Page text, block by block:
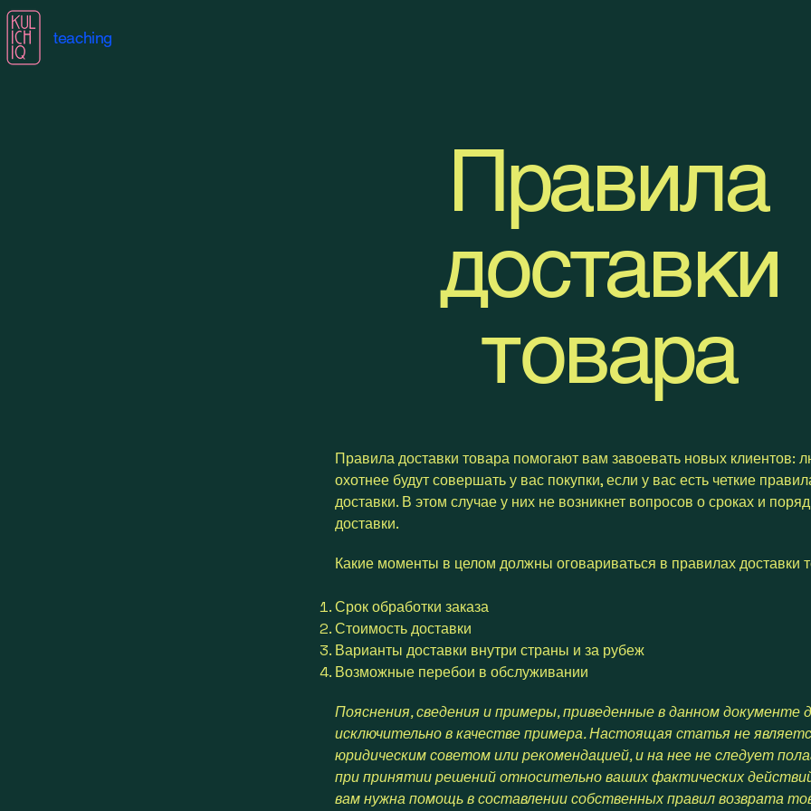
teaching
Правила
доставки
товара
Правила доставки товара помогают вам завоевать новых клиентов:
охотнее будут совершать у вас покупки, если у вас есть четкие
доставки. В этом случае у них не возникнет вопросов о сроках и
доставки.
Какие моменты в целом должны оговариваться в правилах доставки
Срок обработки заказа
Стоимость доставки
Варианты доставки внутри страны и за рубеж
Возможные перебои в обслуживании
Пояснения, сведения и примеры, приведенные в данном документе
исключительно в качестве примера. Настоящая статья не
юридическим советом или рекомендацией, и на нее не следует
при принятии решений относительно ваших фактических
вам нужна помощь в составлении собственных правил возврата